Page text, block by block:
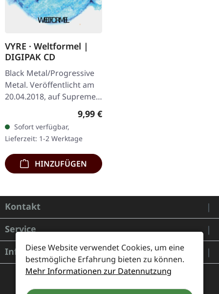
VYRE · Weltformel |
DIGIPAK CD
Black Metal/Progressive
Metal. Veröffentlicht am
20.04.2018, auf Supreme
Chaos Records. Limitierte
Erstauflage als CD im
DigiPak. Schnall Dich an,…
Regulärer Preis:
9,99 €
Sofort verfügbar,
Lieferzeit: 1-2 Werktage
HINZUFÜGEN
Kontakt
Service
Informationen
Diese Website verwendet Cookies, um eine
bestmögliche Erfahrung bieten zu können.
Mehr Informationen zur Datennutzung